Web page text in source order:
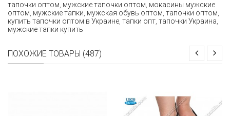
тапочки оптом мужские тапочки оптом мокасины мужские
оптом мужские тапки мужская обувь оптом тапочки оптом
купить тапочки оптом в Украине тапки опт тапочки Украина
мужские тапки купить
ПОХОЖИЕ ТОВАРЫ (487)